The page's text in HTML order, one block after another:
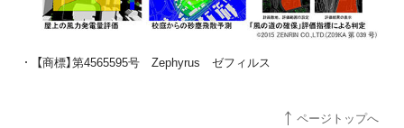
【商標】第4565595号 Zephyrus ゼフィルス
ページトップへ